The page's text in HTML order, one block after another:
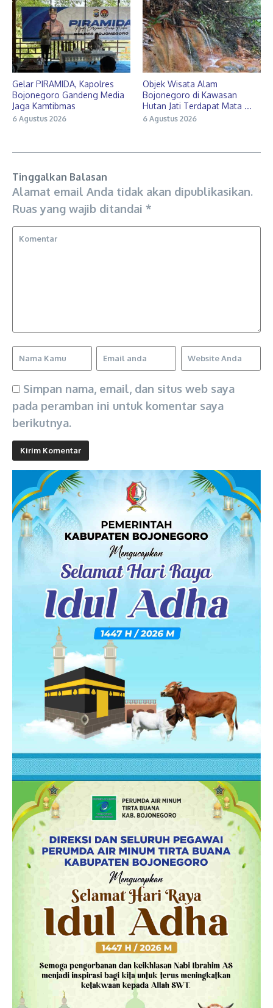
Gelar PIRAMIDA, Kapolres
Bojonegoro Gandeng Media
Jaga Kamtibmas
6 Agustus 2026
Objek Wisata Alam
Bojonegoro di Kawasan
Hutan Jati Terdapat Mata ...
6 Agustus 2026
Tinggalkan Balasan
Alamat email Anda tidak akan dipublikasikan.
Ruas yang wajib ditandai *
Simpan nama, email, dan situs web saya
pada peramban ini untuk komentar saya
berikutnya.